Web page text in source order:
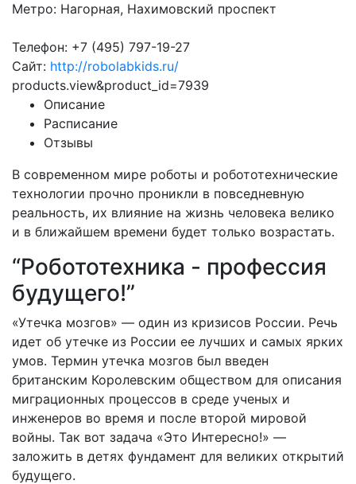
Метро: Нагорная, Нахимовский проспект
Телефон: +7 (495) 797-19-27
Сайт: http://robolabkids.ru/
products.view&product_id=7939
Описание
Расписание
Отзывы
В современном мире роботы и робототехнические
технологии прочно проникли в повседневную
реальность, их влияние на жизнь человека велико
и в ближайшем времени будет только возрастать.
“Робототехника - профессия
будущего!”
«Утечка мозгов» — один из кризисов России. Речь
идет об утечке из России ее лучших и самых ярких
умов. Термин утечка мозгов был введен
британским Королевским обществом для описания
миграционных процессов в среде ученых и
инженеров во время и после второй мировой
войны. Так вот задача «Это Интересно!» —
заложить в детях фундамент для великих открытий
будущего.